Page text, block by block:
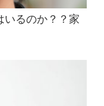
いるのか？？家